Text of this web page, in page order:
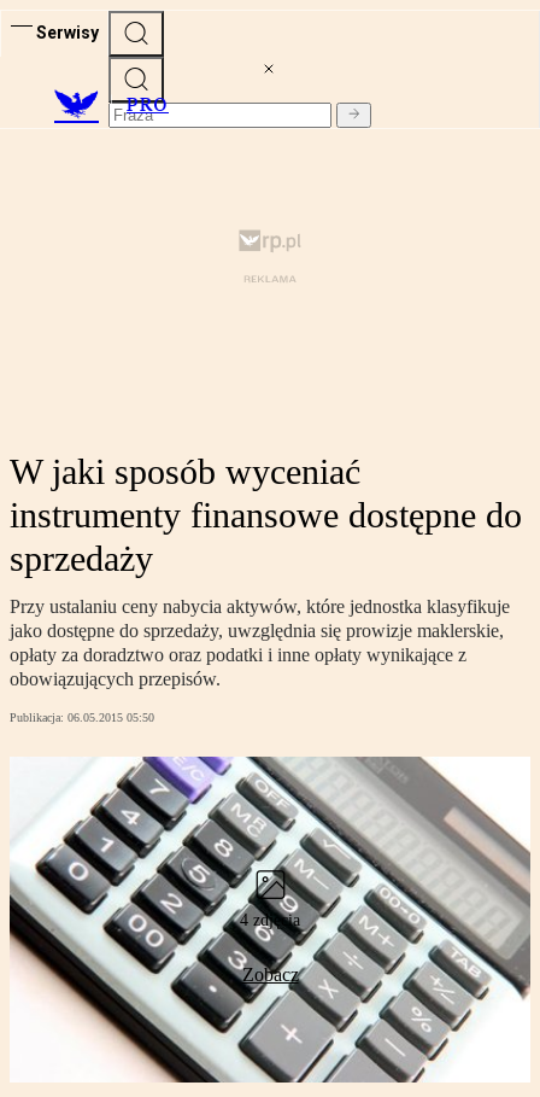
Serwisy
PRO
W jaki sposób wyceniać
instrumenty finansowe dostępne do
sprzedaży
Przy ustalaniu ceny nabycia aktywów, które jednostka klasyfikuje
jako dostępne do sprzedaży, uwzględnia się prowizje maklerskie,
opłaty za doradztwo oraz podatki i inne opłaty wynikające z
obowiązujących przepisów.
Publikacja: 06.05.2015 05:50
4 zdjęcia
Zobacz